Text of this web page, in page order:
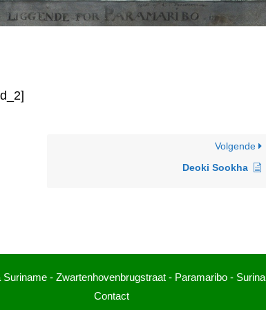
Volgende
Deoki Sookha
Suriname - Zwartenhovenbrugstraat - Paramaribo -
Contact